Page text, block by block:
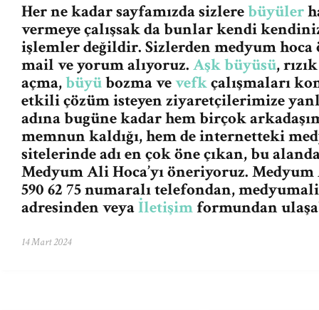
Her ne kadar sayfamızda sizlerebüyüler
vermeye çalışsak da bunlar kendi
işlemler değildir. Sizlerden medyum
mail ve yorum alıyoruz. Aşk büyüsü,
açma,büyübozma vevefkçalışmaları
etkili çözüm isteyen ziyaretçilerimize
adına bugüne kadar hem birçok
memnun kaldığı, hem de internetteki
sitelerinde adı en çok öne çıkan, bu
Medyum Ali Hoca’yı öneriyoruz. Medyum
590 62 75 numaralı telefondan,
adresinden veyaİletişim formundan
14 Mart 2024